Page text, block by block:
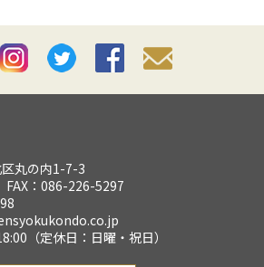
丸の内1-7-3
：086-226-5297
（定休日：日曜・祝日）